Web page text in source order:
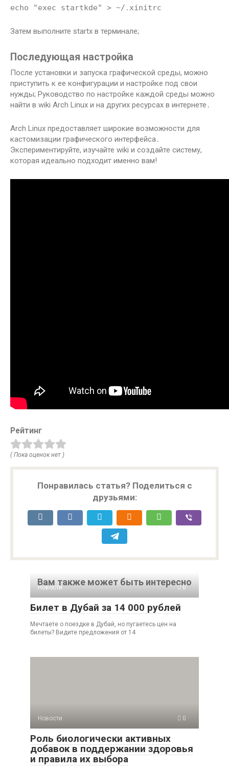
echo "exec startkde" > ~/․xinitrc
Затем выполните startx в терминале;
Последующая настройка
После установки и запуска графической среды, можно
приступить к ее конфигурации и настройке под свои
нужды; Руководство по настройке каждой среды можно
найти в wiki Arch Linux и на других ресурсах в интернете․
Arch Linux предоставляет широкие возможности для
кастомизации графического интерфейса․
Экспериментируйте, изучайте wiki и создайте систему,
которая идеально подходит именно вам!
Рейтинг
( Пока оценок нет )
Понравилась статья? Поделиться с
друзьями:
Вам также может быть интересно
Новости 0
Билет в Дубай за 14 000 рублей
Мечтаете о поездке в Дубай, но пугаетесь цен на
билеты? Видите предложения от 14
Новости 0
Роль биологически активных
добавок в поддержании здоровья
и правила их выбора